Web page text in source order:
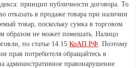
принцип публичности договора. То
отказать в продаже товара при наличии
товар, поскольку сумка в торговом
образом не может помешать. Налицо
по статье 14.15КоАП РФ. Поэтому
прав потребителя обращайтесь в
административное правонарушение